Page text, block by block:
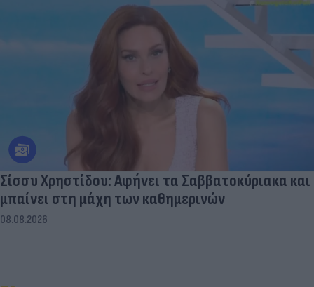
Σίσσυ Χρηστίδου: Αφήνει τα Σαββατοκύριακα και
μπαίνει στη μάχη των καθημερινών
08.08.2026